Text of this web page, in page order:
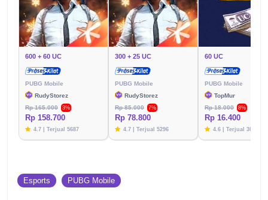
600 + 60 UC
PUBG Mobile
RudyStorez
Rp 165.000
3%
Rp 158.700
4.7 | Terjual 5687
300 + 25 UC
PUBG Mobile
RudyStorez
Rp 85.000
7%
Rp 78.800
4.7 | Terjual 5296
60 UC
PUBG Mobile
TopMur
Rp 18.000
8%
Rp 16.400
4.6 | Terjual 3020
Esports PUBG Mobile